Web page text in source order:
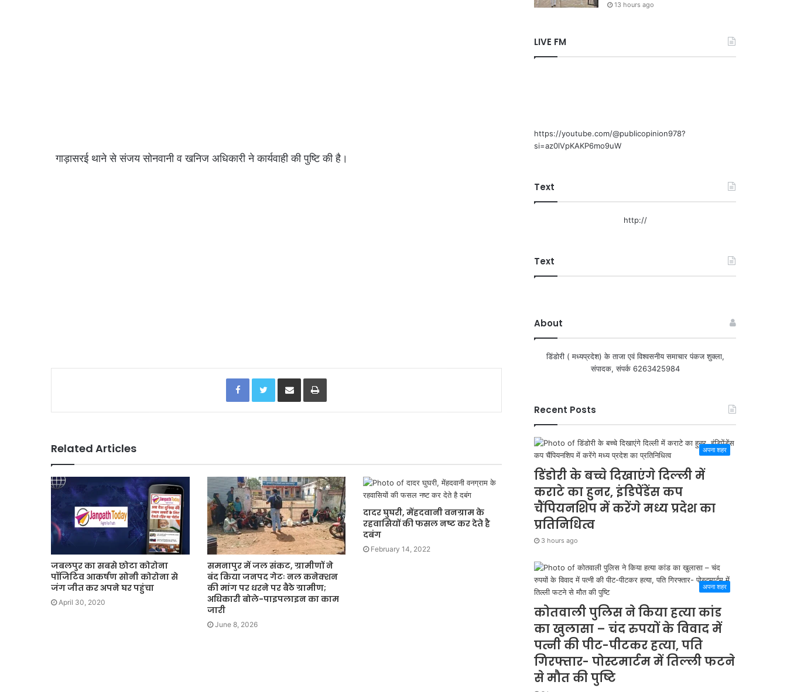
गाड़ासरई थाने से संजय सोनवानी व खनिज अधिकारी ने कार्यवाही की पुष्टि की है।
Facebook Twitter
Related Articles
जबलपुर का सबसे छोटा कोरोना
पॉजिटिव आकर्षण सोनी कोरोना से
जंग जीत कर अपने घर पहुंचा
April 30, 2020
समनापुर में जल संकट, ग्रामीणों ने
बंद किया जनपद गेटः नल कनेक्शन
की मांग पर धरने पर बैठे ग्रामीण;
अधिकारी बोले-पाइपलाइन का काम
जारी
June 8, 2026
दादर घुघरी, मेंहदवानी वनग्राम के
रहवासियों की फसल नष्ट कर देते है
दबंग
February 14, 2022
13 hours ago
LIVE FM
https://youtube.com/@publicopinion978?
si=az0lVpKAKP6mo9uW
Text
http://
Text
About
डिंडोरी ( मध्यप्रदेश) के ताजा एवं विश्वसनीय समाचार पंकज शुक्ला,
संपादक, संपर्क 6263425984
Recent Posts
अपना शहर
डिंडोरी के बच्चे दिखाएंगे दिल्ली में
कराटे का हुनर, इंडिपेंडेंस कप
चैंपियनशिप में करेंगे मध्य प्रदेश का
प्रतिनिधित्व
3 hours ago
अपना शहर
कोतवाली पुलिस ने किया हत्या कांड
का खुलासा – चंद रुपयों के विवाद में
पत्नी की पीट-पीटकर हत्या, पति
गिरफ्तार- पोस्टमार्टम में तिल्ली फटने
से मौत की पुष्टि